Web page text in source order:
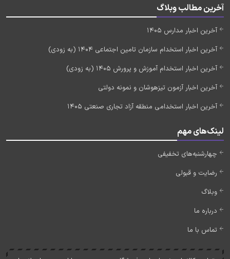
آخرین مطالب وبلاگ
آخرین اخبار مدارس 1405
آخرین اخبار استخدام سازمان تامین اجتماعی 1404 (به زودی)
آخرین اخبار استخدام آموزش و پرورش 1405 (به زودی)
آخرین اخبار آزمون تیزهوشان و نمونه دولتی
آخرین اخبار استخدامی منطقه آزاد تجاری صنعتی 1405
لینک‌های مهم
چهارشنبه‌های تخفیفی
رضایت و قبولی
وبلاگ
درباره ما
تماس با ما